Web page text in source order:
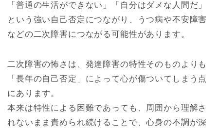
「普通の生活ができない」「自分はダメな人間だ」
という強い自己否定につながり、うつ病や不安障害
などの二次障害につながる可能性があります。
二次障害の怖さは、発達障害の特性そのものよりも
「長年の自己否定」によって心が傷ついてしまう点
にあります。
本来は特性による困難であっても、周囲から理解さ
れないまま責められ続けることで、心身の不調が深